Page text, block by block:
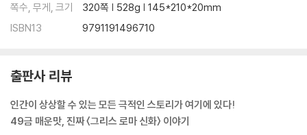
쪽수, 무게, 크기
320쪽 | 528g | 145*210*20mm
ISBN13
9791191496710
출판사 리뷰
인간이 상상할 수 있는 모든 극적인 스토리가 여기에 있다!
49금 매운맛, 진짜 〈그리스 로마 신화〉 이야기